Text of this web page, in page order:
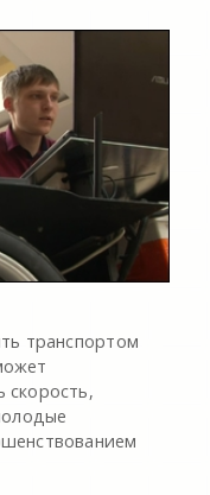
транспортом
скорость,